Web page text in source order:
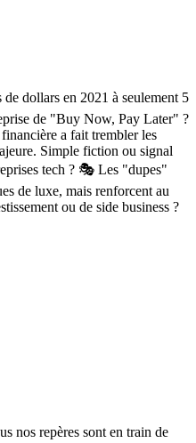
dollars en 2021 à seulement 5
de "Buy Now, Pay Later" ?
a fait trembler les
Simple fiction ou signal
tech ? 🎭 Les "dupes"
de luxe, mais renforcent au
ou de side business ?
nos repères sont en train de